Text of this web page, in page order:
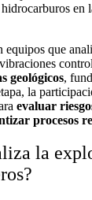
en
equipos que
geológicos,
la
evaluar
procesos
la